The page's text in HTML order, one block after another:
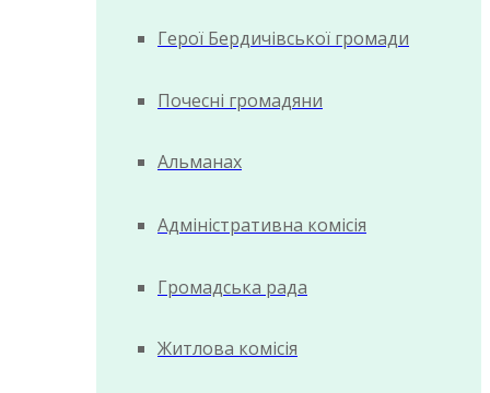
Герої Бердичівської громади
Почесні громадяни
Альманах
Адміністративна комісія
Громадська рада
Житлова комісія